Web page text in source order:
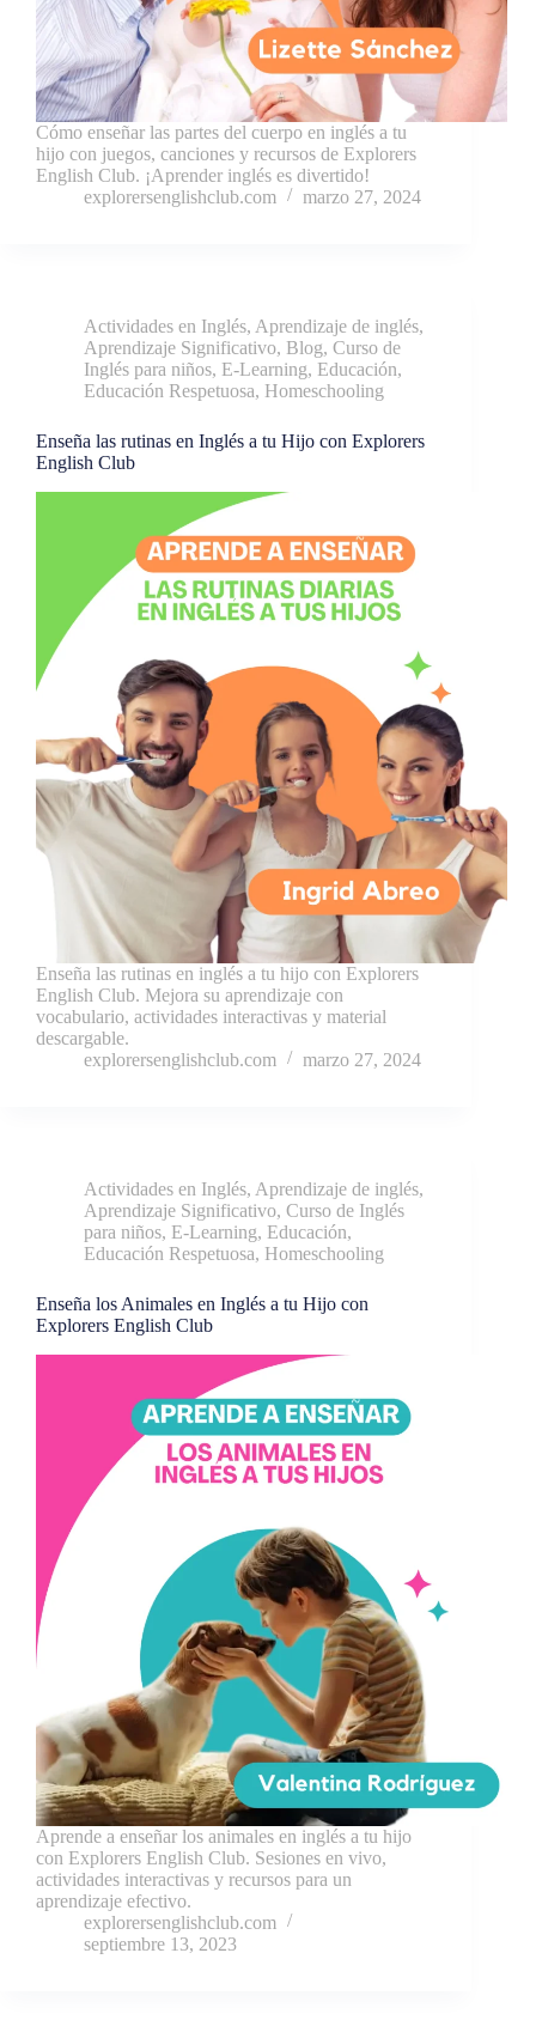
Cómo enseñar las partes del cuerpo en inglés a tu
hijo con juegos, canciones y recursos de Explorers
English Club. ¡Aprender inglés es divertido!
explorersenglishclub.com
marzo 27, 2024
Actividades en Inglés, Aprendizaje de inglés,
Aprendizaje Significativo, Blog, Curso de
Inglés para niños, E-Learning, Educación,
Educación Respetuosa, Homeschooling
Enseña las rutinas en Inglés a tu Hijo con Explorers
English Club
Enseña las rutinas en inglés a tu hijo con Explorers
English Club. Mejora su aprendizaje con
vocabulario, actividades interactivas y material
descargable.
explorersenglishclub.com
marzo 27, 2024
Actividades en Inglés, Aprendizaje de inglés,
Aprendizaje Significativo, Curso de Inglés
para niños, E-Learning, Educación,
Educación Respetuosa, Homeschooling
Enseña los Animales en Inglés a tu Hijo con
Explorers English Club
Aprende a enseñar los animales en inglés a tu hijo
con Explorers English Club. Sesiones en vivo,
actividades interactivas y recursos para un
aprendizaje efectivo.
explorersenglishclub.com
septiembre 13, 2023